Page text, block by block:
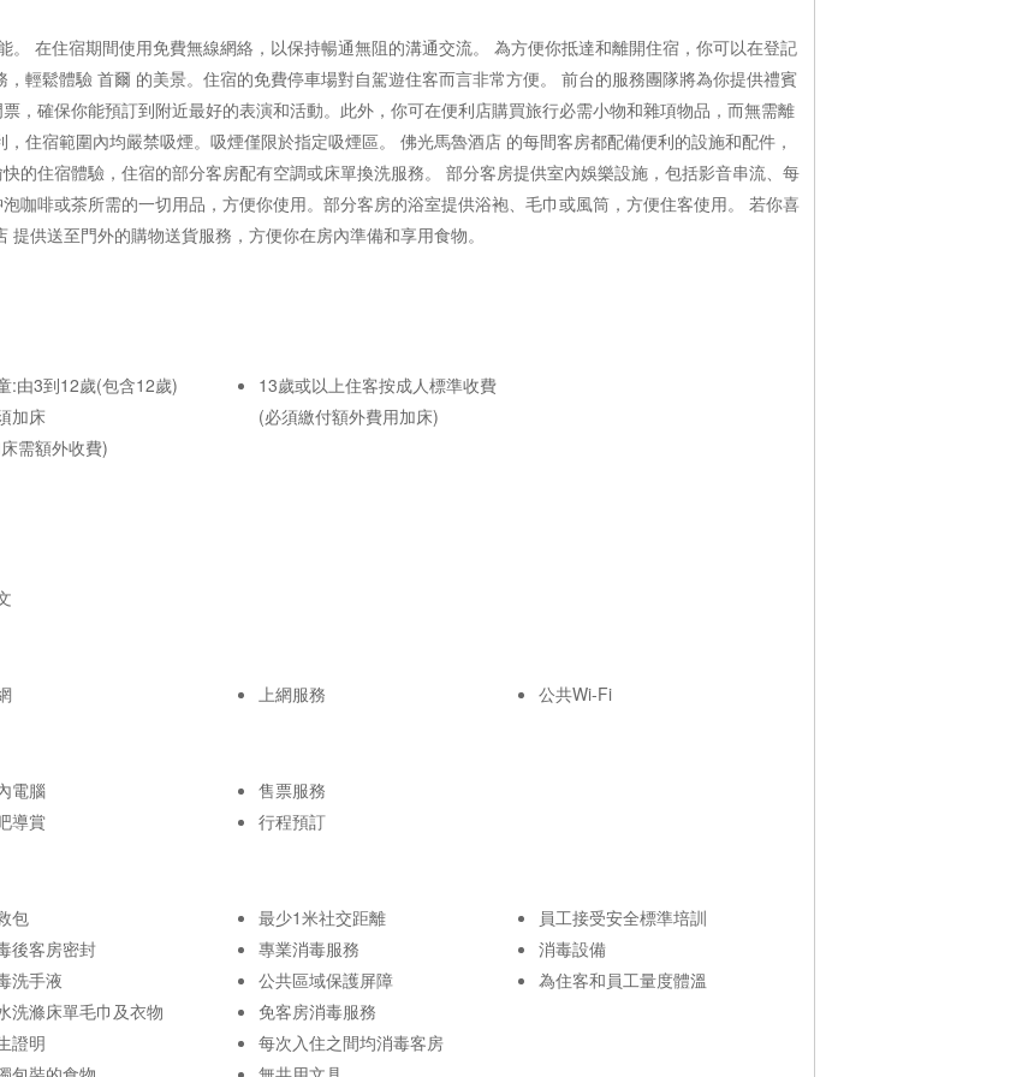
。 在住宿期間使用免費無線網絡，以保持暢通無阻的溝通交流。 為方便你抵達和離開住宿，你可以在登記
輕鬆體驗 首爾 的美景。住宿的免費停車場對自駕遊住客而言非常方便。 前台的服務團隊將為你提供禮賓
，確保你能預訂到附近最好的表演和活動。此外，你可在便利店購買旅行必需小物和雜項物品，而無需離
住宿範圍內均嚴禁吸煙。吸煙僅限於指定吸煙區。 佛光馬魯酒店 的每間客房都配備便利的設施和配件，
的住宿體驗，住宿的部分客房配有空調或床單換洗服務。 部分客房提供室內娛樂設施，包括影音串流、每
咖啡或茶所需的一切用品，方便你使用。部分客房的浴室提供浴袍、毛巾或風筒，方便住客使用。 若你喜
供送至門外的購物送貨服務，方便你在房內準備和享用食物。
:由3到12歲(包含12歲)
加床
需額外收費)
13歲或以上住客按成人標準收費
(必須繳付額外費用加床)
上網服務
公共Wi-Fi
電腦
導賞
售票服務
行程預訂
包
後客房密封
洗手液
洗滌床單毛巾及衣物
證明
最少1米社交距離
專業消毒服務
公共區域保護屏障
免客房消毒服務
每次入住之間均消毒客房
員工接受安全標準培訓
消毒設備
為住客和員工量度體溫